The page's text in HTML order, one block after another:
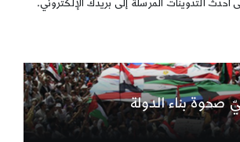
التدوينات المرسلة إلى بريدك الإلكتروني.
صحوة بناء الدولة